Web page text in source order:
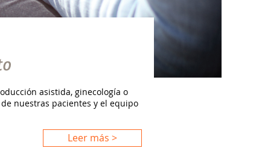
asistida, ginecología o
nuestras pacientes y el equipo
Leer más >